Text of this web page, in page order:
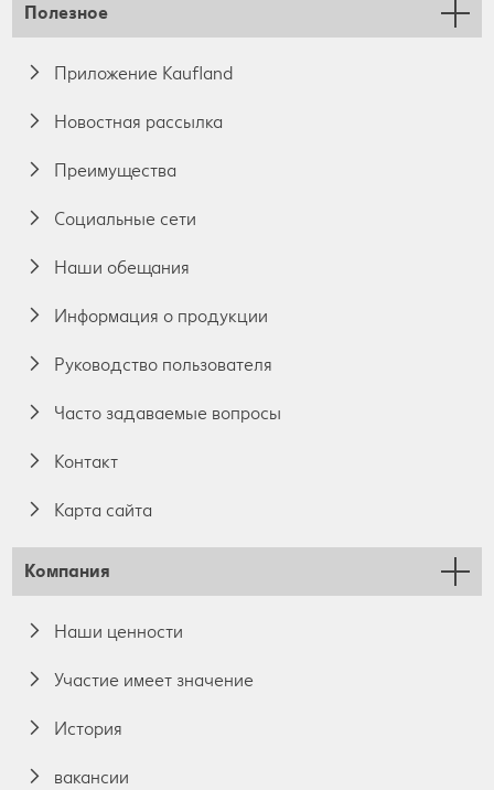
Полезное
Приложение Kaufland
Новостная рассылка
Преимущества
Социальные сети
Наши обещания
Информация о продукции
Руководство пользователя
Часто задаваемые вопросы
Контакт
Карта сайта
Компания
Наши ценности
Участие имеет значение
История
вакансии